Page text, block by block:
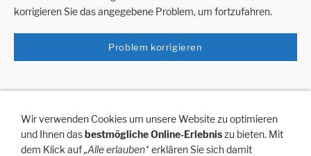
korrigieren Sie das angegebene Problem, um fortzufahren.
Problem korrigieren
HilfeArtikelanfrageVertreterbesuchNewsletter Anmeldung
Impressum / DomizilVersandkostenZahlungsmöglichkeiten:
DatenschutzAGBCookies
Wir verwenden Cookies um unsere Website zu optimieren
und Ihnen dasbestmögliche Online-Erlebniszu bieten. Mit
dem Klick auf„Alle erlauben“ erklären Sie sich damit